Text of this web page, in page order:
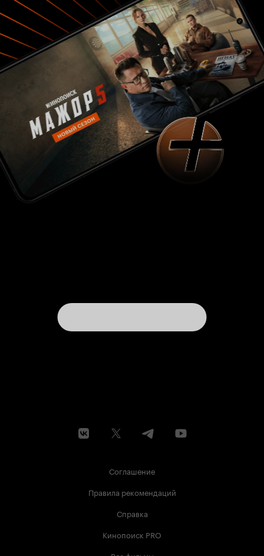
Соглашение
Правила рекомендаций
Справка
Кинопоиск PRO